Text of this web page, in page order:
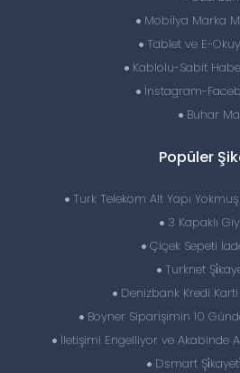
Mobilya Marka
Tablet ve E-
Kablolu-Sabit
İnstagram-
Buhar
Popüler
Turk Telekom Alt Yapı
3 Kapaklı
Çiçek Sepeti
Turknet
Denizbank Kredi
Boyner Siparişimin 10
İletişimi Engelliyor ve Akabinde
Dsmart